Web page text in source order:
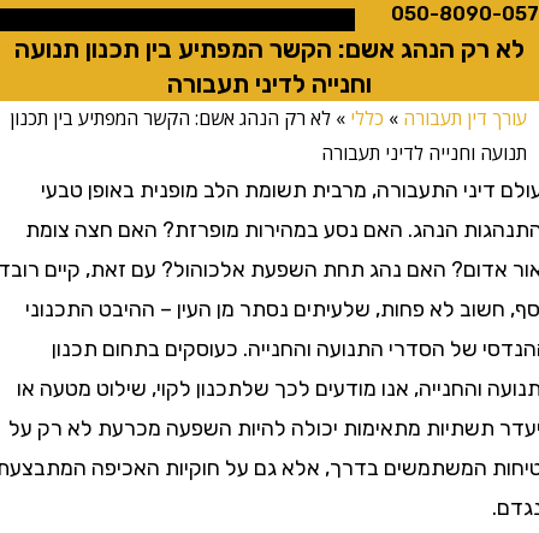
050-
הנהג אשם: הקשר המפתיע בין תכנון תנועה
וחנייה לדיני תעבורה
דין תעבורה»כללי»לא רק הנהג אשם: הקשר המפתיע בין תכנון
וחנייה לדיני תעבורה
התעבורה, מרבית תשומת הלב מופנית באופן טבעי
הנהג. האם נסע במהירות מופרזת? האם חצה צומת
האם נהג תחת השפעת אלכוהול? עם זאת, קיים רובד
לא פחות, שלעיתים נסתר מן העין – ההיבט התכנוני
של הסדרי התנועה והחנייה. כעוסקים בתחום תכנון
והחנייה, אנו מודעים לכך שלתכנון לקוי, שילוט מטעה או
מתאימות יכולה להיות השפעה מכרעת לא רק על
המשתמשים בדרך, אלא גם על חוקיות האכיפה המתבצעת